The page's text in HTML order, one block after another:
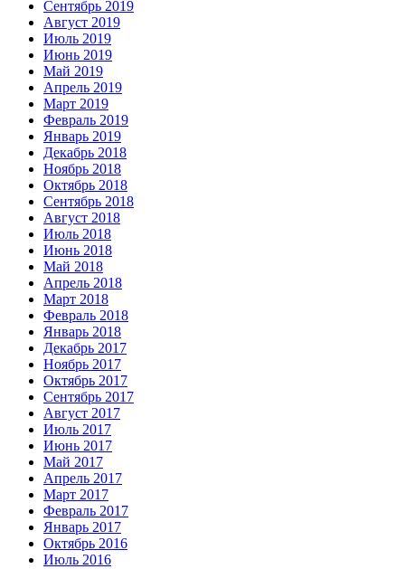
Сентябрь 2019
Август 2019
Июль 2019
Июнь 2019
Май 2019
Апрель 2019
Март 2019
Февраль 2019
Январь 2019
Декабрь 2018
Ноябрь 2018
Октябрь 2018
Сентябрь 2018
Август 2018
Июль 2018
Июнь 2018
Май 2018
Апрель 2018
Март 2018
Февраль 2018
Январь 2018
Декабрь 2017
Ноябрь 2017
Октябрь 2017
Сентябрь 2017
Август 2017
Июль 2017
Июнь 2017
Май 2017
Апрель 2017
Март 2017
Февраль 2017
Январь 2017
Октябрь 2016
Июль 2016